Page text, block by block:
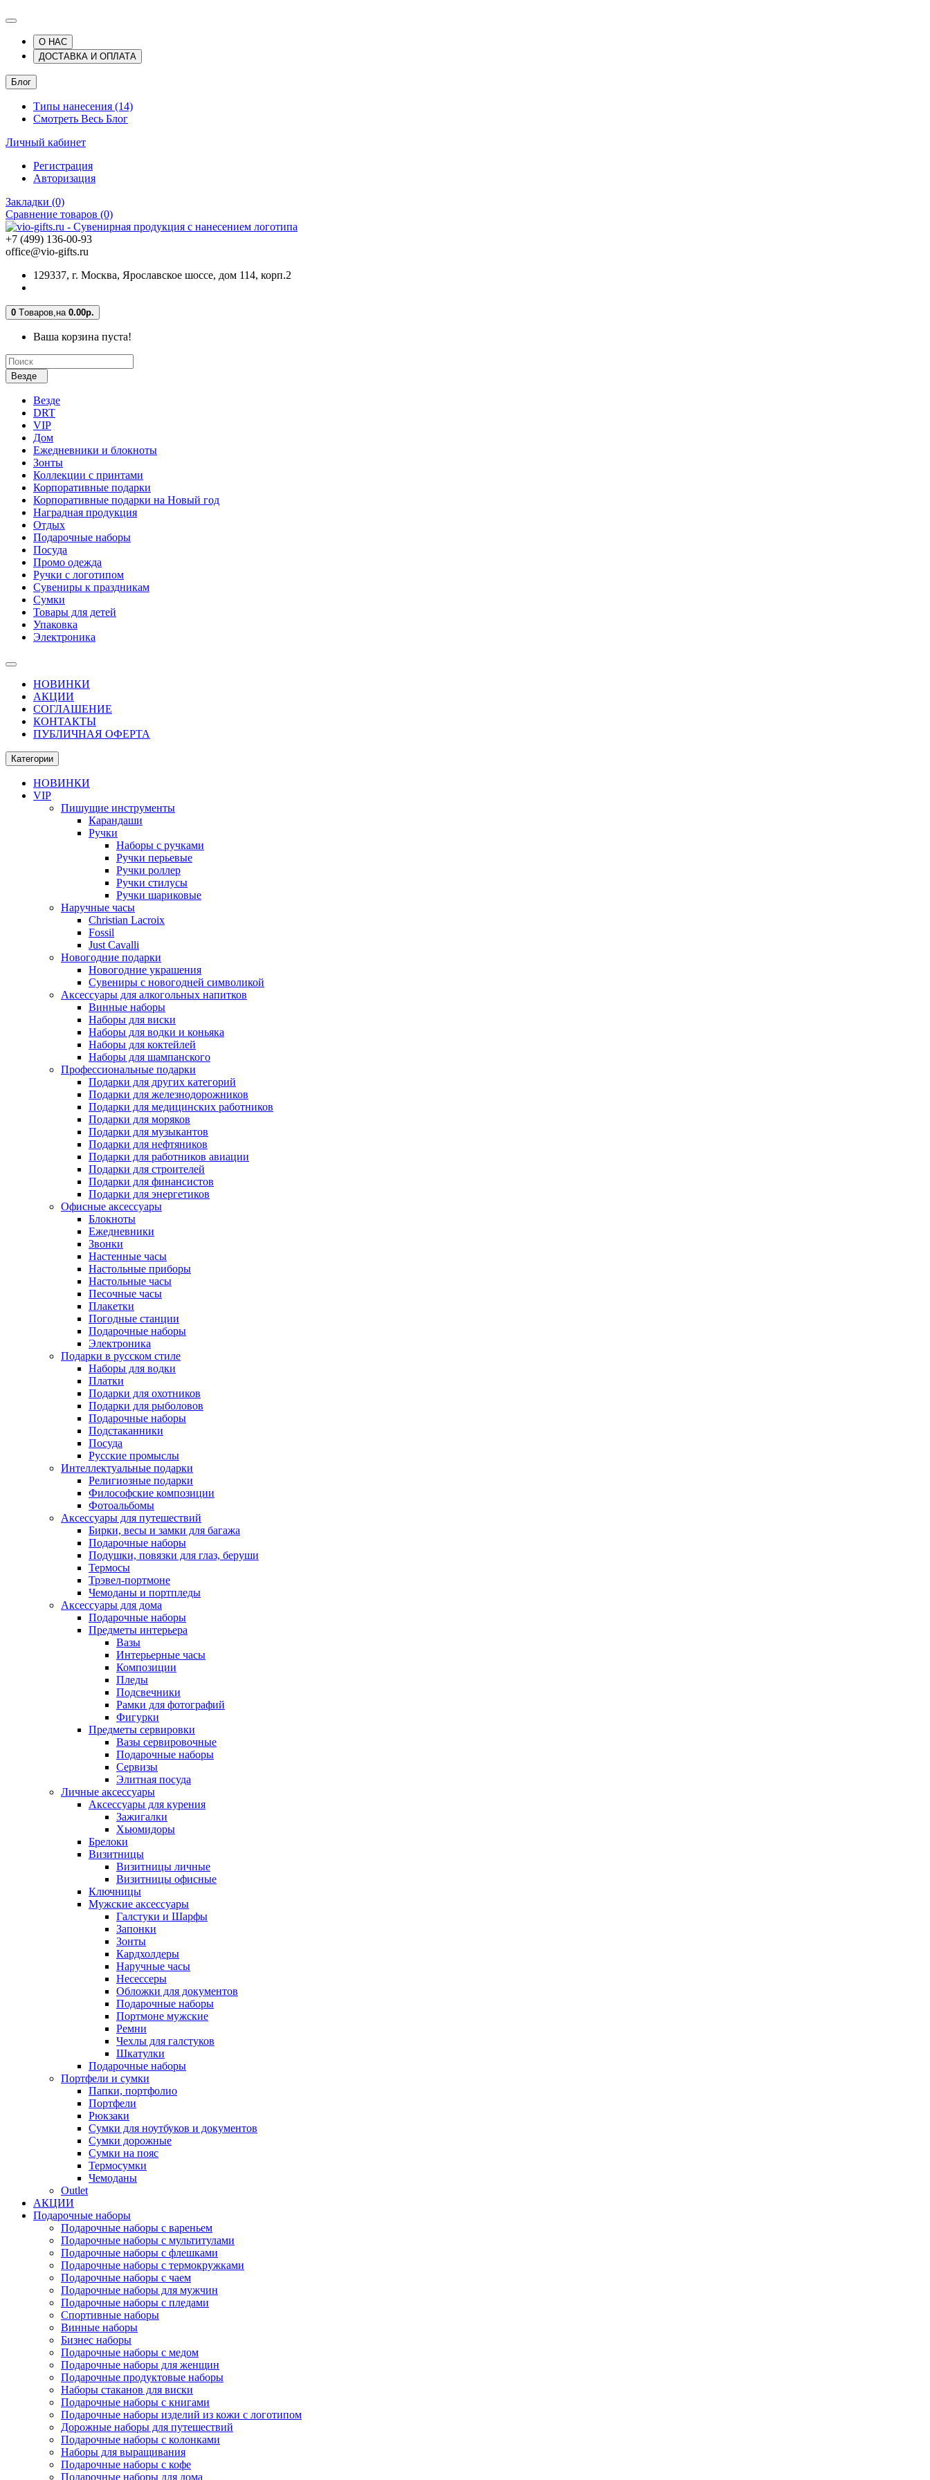
О НАС
ДОСТАВКА И ОПЛАТА
Блог
Типы нанесения (14)
Смотреть Весь Блог
Личный кабинет
Регистрация
Авторизация
Закладки (0)
Сравнение товаров (0)
+7 (499) 136-00-93
office@vio-gifts.ru
129337, г. Москва, Ярославское шоссе, дом 114, корп.2
0 Tоваров,на 0.00р.
Ваша корзина пуста!
Везде
Везде
DRT
VIP
Дом
Ежедневники и блокноты
Зонты
Коллекции с принтами
Корпоративные подарки
Корпоративные подарки на Новый год
Наградная продукция
Отдых
Подарочные наборы
Посуда
Промо одежда
Ручки с логотипом
Сувениры к праздникам
Сумки
Товары для детей
Упаковка
Электроника
НОВИНКИ
АКЦИИ
СОГЛАШЕНИЕ
КОНТАКТЫ
ПУБЛИЧНАЯ ОФЕРТА
Категории
НОВИНКИ
VIP
Пишущие инструменты
Карандаши
Ручки
Наборы с ручками
Ручки перьевые
Ручки роллер
Ручки стилусы
Ручки шариковые
Наручные часы
Christian Lacroix
Fossil
Just Cavalli
Новогодние подарки
Новогодние украшения
Сувениры с новогодней символикой
Аксессуары для алкогольных напитков
Винные наборы
Наборы для виски
Наборы для водки и коньяка
Наборы для коктейлей
Наборы для шампанского
Профессиональные подарки
Подарки для других категорий
Подарки для железнодорожников
Подарки для медицинских работников
Подарки для моряков
Подарки для музыкантов
Подарки для нефтяников
Подарки для работников авиации
Подарки для строителей
Подарки для финансистов
Подарки для энергетиков
Офисные аксессуары
Блокноты
Ежедневники
Звонки
Настенные часы
Настольные приборы
Настольные часы
Песочные часы
Плакетки
Погодные станции
Подарочные наборы
Электроника
Подарки в русском стиле
Наборы для водки
Платки
Подарки для охотников
Подарки для рыболовов
Подарочные наборы
Подстаканники
Посуда
Русские промыслы
Интеллектуальные подарки
Религиозные подарки
Философские композиции
Фотоальбомы
Аксессуары для путешествий
Бирки, весы и замки для багажа
Подарочные наборы
Подушки, повязки для глаз, беруши
Термосы
Трэвел-портмоне
Чемоданы и портпледы
Аксессуары для дома
Подарочные наборы
Предметы интерьера
Вазы
Интерьерные часы
Композиции
Пледы
Подсвечники
Рамки для фотографий
Фигурки
Предметы сервировки
Вазы сервировочные
Подарочные наборы
Сервизы
Элитная посуда
Личные аксессуары
Аксессуары для курения
Зажигалки
Хьюмидоры
Брелоки
Визитницы
Визитницы личные
Визитницы офисные
Ключницы
Мужские аксессуары
Галстуки и Шарфы
Запонки
Зонты
Кардхолдеры
Наручные часы
Несессеры
Обложки для документов
Подарочные наборы
Портмоне мужские
Ремни
Чехлы для галстуков
Шкатулки
Подарочные наборы
Портфели и сумки
Папки, портфолио
Портфели
Рюкзаки
Сумки для ноутбуков и документов
Сумки дорожные
Сумки на пояс
Термосумки
Чемоданы
Outlet
АКЦИИ
Подарочные наборы
Подарочные наборы с вареньем
Подарочные наборы с мультитулами
Подарочные наборы с флешками
Подарочные наборы с термокружками
Подарочные наборы с чаем
Подарочные наборы для мужчин
Подарочные наборы с пледами
Спортивные наборы
Винные наборы
Бизнес наборы
Подарочные наборы с медом
Подарочные наборы для женщин
Подарочные продуктовые наборы
Наборы стаканов для виски
Подарочные наборы с книгами
Подарочные наборы изделий из кожи с логотипом
Дорожные наборы для путешествий
Подарочные наборы с колонками
Наборы для выращивания
Подарочные наборы с кофе
Подарочные наборы для дома